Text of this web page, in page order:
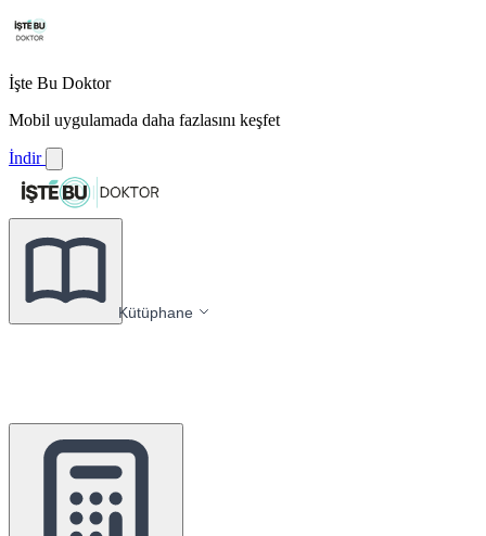
İşte Bu Doktor
Mobil uygulamada daha fazlasını keşfet
İndir
Kütüphane